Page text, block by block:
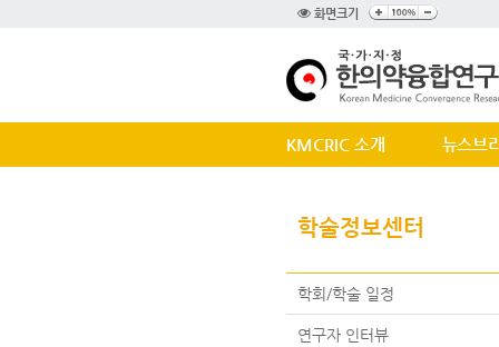
화면크기
KMCRIC 소개 뉴스브
학술정보센터
학회/학술 일정
연구자 인터뷰